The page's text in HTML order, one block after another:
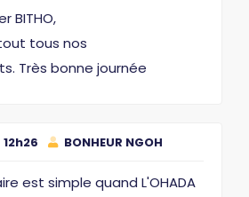
BITHO,
tous nos
Très bonne journée
12h26 BONHEUR NGOH
est simple quand L'OHADA